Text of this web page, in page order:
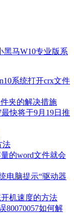
黑马W10专业版系
系统打开crx文件
夹的解决措施
快将于9月19日推
法
的word文件就会
电脑提示“驱动器
机速度的方法
80070057如何解